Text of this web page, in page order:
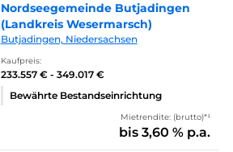
Nordseegemeinde Butjadingen
(Landkreis Wesermarsch)
Butjadingen, Niedersachsen
Kaufpreis:
233.557 € - 349.017 €
Bewährte Bestandseinrichtung
Mietrendite: (brutto)*¹
bis 3,60 % p.a.